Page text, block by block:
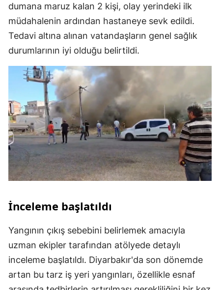
dumana maruz kalan 2 kişi, olay yerindeki ilk
müdahalenin ardından hastaneye sevk edildi.
Tedavi altına alınan vatandaşların genel sağlık
durumlarının iyi olduğu belirtildi.
İnceleme başlatıldı
Yangının çıkış sebebini belirlemek amacıyla
uzman ekipler tarafından atölyede detaylı
inceleme başlatıldı. Diyarbakır'da son dönemde
artan bu tarz iş yeri yangınları, özellikle esnaf